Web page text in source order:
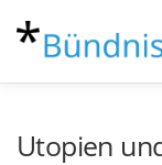
Inhalt
springen
Utopien